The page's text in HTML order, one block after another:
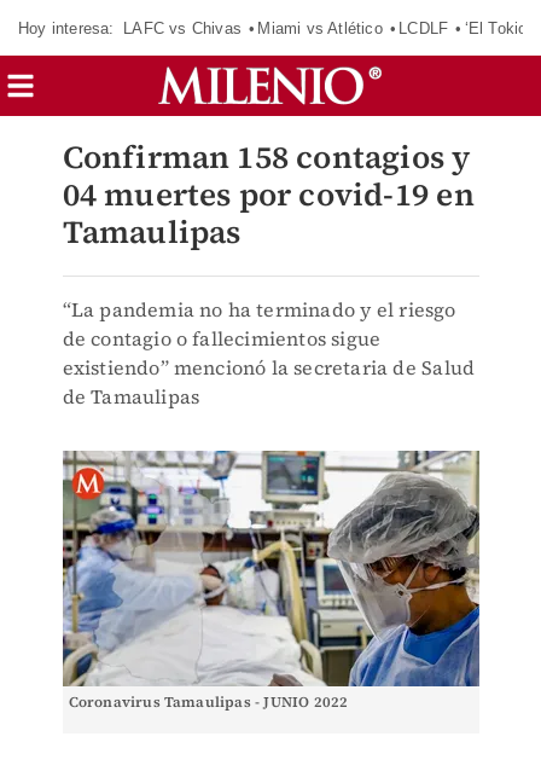
Hoy interesa: LAFC vs Chivas Miami vs Atlético LCDLF ‘El Tokio’
Confirman 158 contagios y
04 muertes por covid-19 en
Tamaulipas
“La pandemia no ha terminado y el riesgo
de contagio o fallecimientos sigue
existiendo” mencionó la secretaria de Salud
de Tamaulipas
Coronavirus Tamaulipas - JUNIO 2022